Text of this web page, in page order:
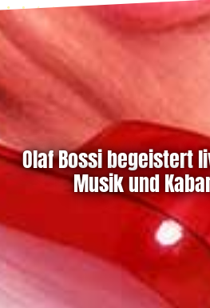
Olaf Bossi begeistert
Musik und